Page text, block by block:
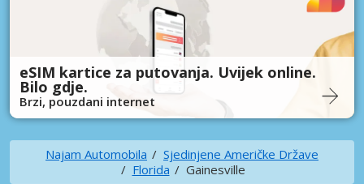
eSIM kartice za putovanja. Uvijek online.
Bilo gdje.
Brzi, pouzdani internet
Najam Automobila
Sjedinjene Američke Države
Florida
Gainesville